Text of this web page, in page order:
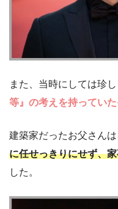
また、当時にしては珍し
等』の考えを持っていた
建築家だったお父さん
に任せっきりにせず、
した。